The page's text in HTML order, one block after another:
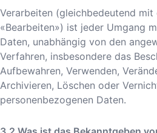
Verarbeiten (gleichbedeutend
«Bearbeiten») ist jeder Umgang
Daten, unabhängig von den
Verfahren, insbesondere das
Aufbewahren, Verwenden,
Archivieren, Löschen oder
personenbezogenen Daten.